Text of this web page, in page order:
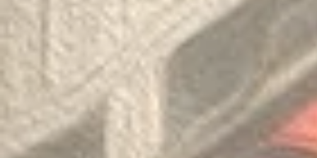
Congratulations to the winners
of the Thailand International
Mathematical Olympiad 2025
of the Pan-
Invitation